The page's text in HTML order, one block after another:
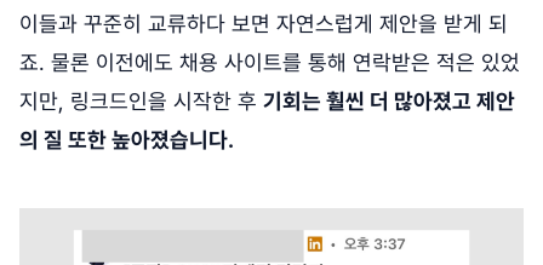
이들과 꾸준히 교류하다 보면 자연스럽게 제안을 받게 되
죠. 물론 이전에도 채용 사이트를 통해 연락받은 적은 있었
지만, 링크드인을 시작한 후 기회는 훨씬 더 많아졌고 제안
의 질 또한 높아졌습니다.